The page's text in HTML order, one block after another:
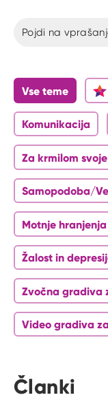
Pojdi na
Vse teme
Komunikacija
Za krmilom
Samopodoba/
Motnje hranjenja
Žalost in
Zvočna gradiva
Video gradiva
Članki